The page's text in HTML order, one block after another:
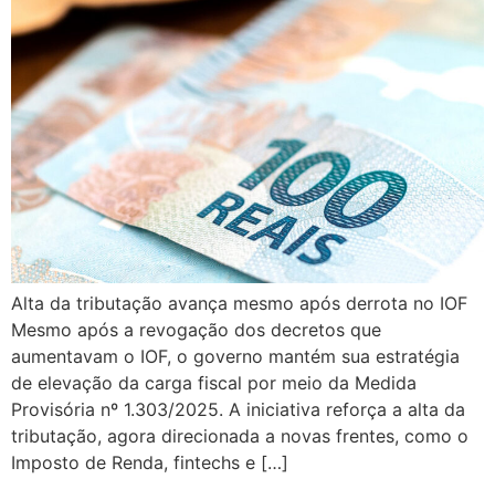
Alta da tributação avança mesmo após derrota no IOF
Mesmo após a revogação dos decretos que
aumentavam o IOF, o governo mantém sua estratégia
de elevação da carga fiscal por meio da Medida
Provisória nº 1.303/2025. A iniciativa reforça a alta da
tributação, agora direcionada a novas frentes, como o
Imposto de Renda, fintechs e […]